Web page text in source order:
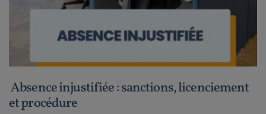
Absence injustifiée : sanctions, licenciement
et procédure